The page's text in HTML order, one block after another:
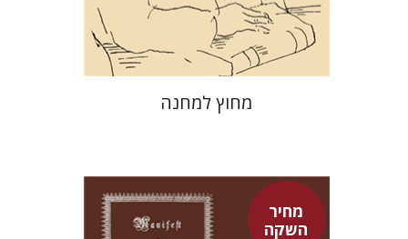
$42
$29
מחוץ למחנה
מחיר
השקה